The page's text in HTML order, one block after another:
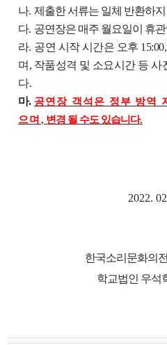
나.제출한 서류는 일체 반환하
다. 공연장은 매주 월요일이 휴
라. 공연 시작 시간은 오후 15:00,
며 , 작품성격 및 소요시간 등 사
다.
마. 공연장 객석은 정부 방역
으며 , 변경 될 수도 있습니다.
2022.
한국소리문화의
학교법인 우석